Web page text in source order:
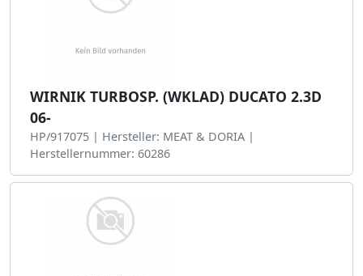
WIRNIK TURBOSP. (WKLAD) DUCATO 2.3D
06-
HP/917075 | Hersteller: MEAT & DORIA |
Herstellernummer: 60286